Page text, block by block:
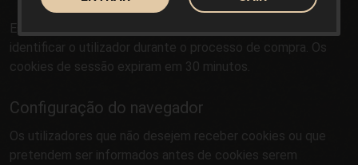
Este site também armazena cookies de sessão para
identificar o utilizador durante o processo de compra. Os
cookies de sessão expiram em 30 minutos.
Configuração do navegador
Os utilizadores que não desejem receber cookies ou que
pretendem ser informados antes de cookies serem